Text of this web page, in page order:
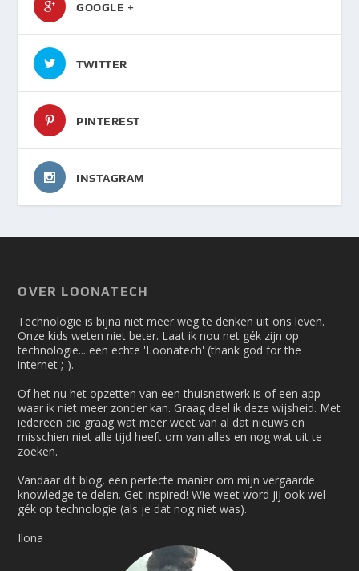
GOOGLE +
TWITTER
PINTEREST
INSTAGRAM
OVER LOONATECH
Technologie is bijna niet meer weg te denken uit ons leven.
Onze kids weten niet beter. Laat ik nou net gék zijn op
technologie... een echte 'Loonatech' (thank god for the
internet ;-).
Of het nu het opzetten van een thuisnetwerk is of een app
waar ik niet meer zonder kan. Graag deel ik deze wijsheid. Met
iedereen die graag wat meer weet van al dat nieuws en
misschien niet alle tijd heeft om van alles en nog wat uit te
zoeken.
Vandaar dit blog, een perfecte manier om mijn vergaarde
knowledge te delen. Get inspired! Wie weet word jij ook wel
gék op technologie (als je dat nog niet was).
Ilona